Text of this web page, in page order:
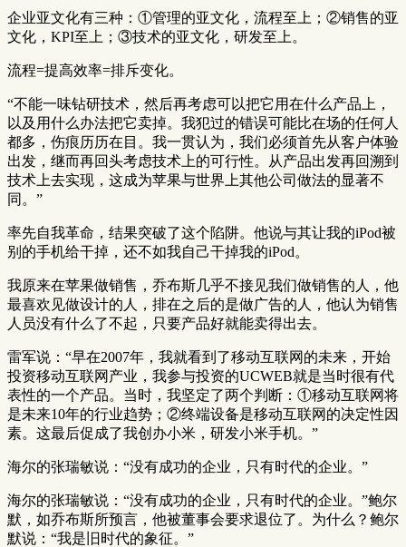
企业亚文化有三种：①管理的亚文化，流程至上；②销售的亚
文化，KPI至上；③技术的亚文化，研发至上。
流程=提高效率=排斥变化。
“不能一味钻研技术，然后再考虑可以把它用在什么产品上，
以及用什么办法把它卖掉。我犯过的错误可能比在场的任何人
都多，伤痕历历在目。我一贯认为，我们必须首先从客户体验
出发，继而再回头考虑技术上的可行性。从产品出发再回溯到
技术上去实现，这成为苹果与世界上其他公司做法的显著不
同。”
率先自我革命，结果突破了这个陷阱。他说与其让我的iPod被
别的手机给干掉，还不如我自己干掉我的iPod。
我原来在苹果做销售，乔布斯几乎不接见我们做销售的人，他
最喜欢见做设计的人，排在之后的是做广告的人，他认为销售
人员没有什么了不起，只要产品好就能卖得出去。
雷军说：“早在2007年，我就看到了移动互联网的未来，开始
投资移动互联网产业，我参与投资的UCWEB就是当时很有代
表性的一个产品。当时，我坚定了两个判断：①移动互联网将
是未来10年的行业趋势；②终端设备是移动互联网的决定性因
素。这最后促成了我创办小米，研发小米手机。”
海尔的张瑞敏说：“没有成功的企业，只有时代的企业。”
海尔的张瑞敏说：“没有成功的企业，只有时代的企业。”鲍尔
默，如乔布斯所预言，他被董事会要求退位了。为什么？鲍尔
默说：“我是旧时代的象征。”